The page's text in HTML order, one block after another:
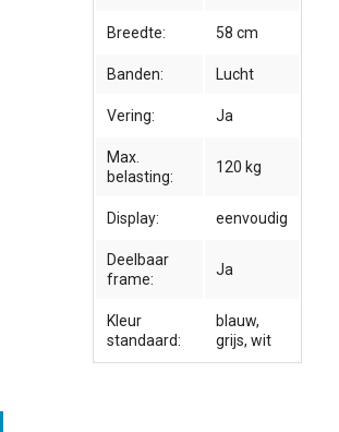
Breedte: 58 cm
Banden: Lucht
Vering: Ja
Max.
belasting:
120 kg
Display: eenvoudig
Deelbaar
frame:
Ja
Kleur
standaard:
blauw,
grijs, wit